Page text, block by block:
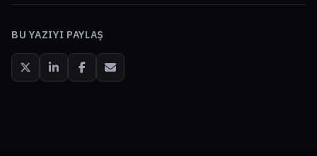
BU YAZIYI PAYLAŞ